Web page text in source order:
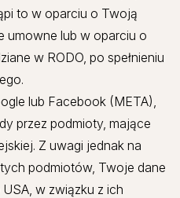
to w oparciu o Twoją
umowne lub w oparciu o
w RODO, po spełnieniu
lub Facebook (META),
przez podmioty, mające
Z uwagi jednak na
podmiotów, Twoje dane
w związku z ich